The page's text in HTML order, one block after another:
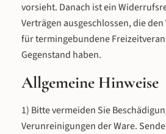
vorsieht. Danach ist ein
Verträgen ausgeschlossen, die
für termingebundene
Gegenstand haben.
Allgemeine Hinweise
1) Bitte vermeiden Sie
Verunreinigungen der Ware.